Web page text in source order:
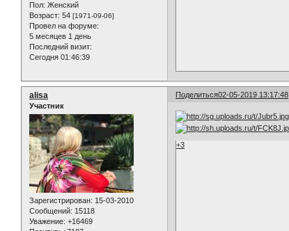
Пол: Женский
Возраст: 54 [1971-09-06]
Провел на форуме:
5 месяцев 1 день
Последний визит:
Сегодня 01:46:39
Поделиться02-05-2019 13:17:48
alisa
Участник
Зарегистрирован: 15-03-2010
Сообщений: 15118
Уважение: +16469
+3